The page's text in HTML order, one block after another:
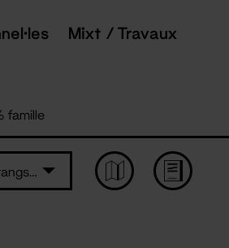
Mixt / Travaux
famille
Salle des Etangs - Nozay